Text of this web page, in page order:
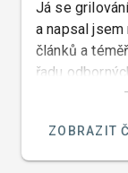
Já se
a napsal
článků a
řadu
mě tolik lidí
ukrdený, ale
sprostí jako
ZOBRAZIT